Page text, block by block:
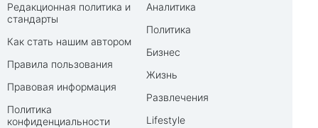
Редакционная политика и
стандарты
Как стать нашим автором
Правила пользования
Правовая информация
Политика
конфиденциальности
Аналитика
Политика
Бизнес
Жизнь
Развлечения
Lifestyle